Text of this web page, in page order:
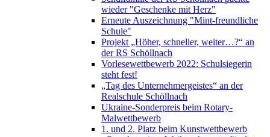
wieder "Geschenke mit Herz"
Erneute Auszeichnung "Mint-freundliche
Schule"
Projekt „Höher, schneller, weiter…?“ an
der RS Schöllnach
Vorlesewettbewerb 2022: Schulsiegerin
steht fest!
„Tag des Unternehmergeistes“ an der
Realschule Schöllnach
Ukraine-Sonderpreis beim Rotary-
Malwettbewerb
1. und 2. Platz beim Kunstwettbewerb